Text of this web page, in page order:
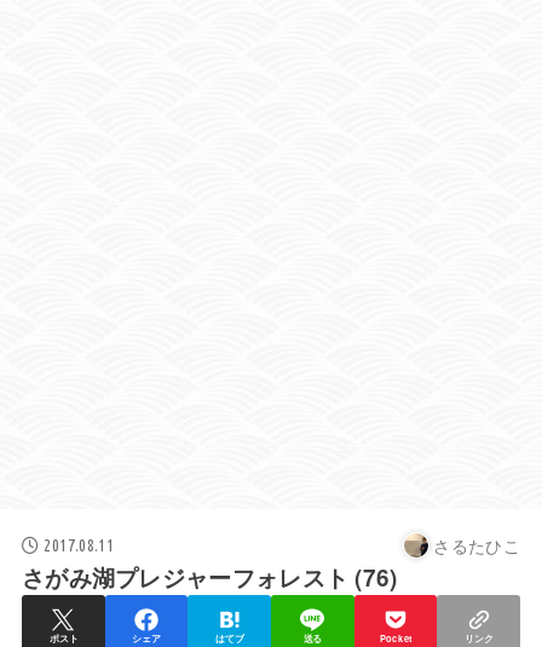
2017.08.11 さるたひこ
さがみ湖プレジャーフォレスト (76)
ポスト シェア はてブ 送る Pocket リンク